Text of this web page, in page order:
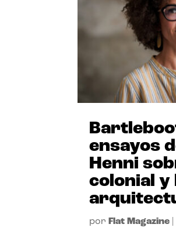
ensayos
Henni
colonial y
por Flat Magazine